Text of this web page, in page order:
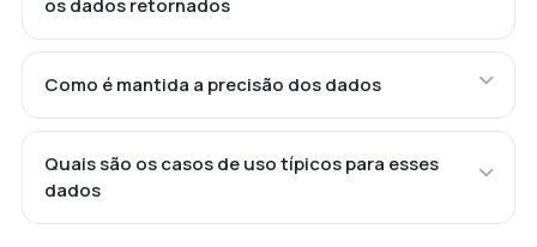
Como é mantida a precisão dos dados
Quais são os casos de uso típicos para esses
dados